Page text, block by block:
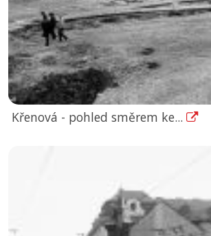
Křenová - pohled směrem ke...